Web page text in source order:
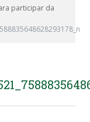
participar da